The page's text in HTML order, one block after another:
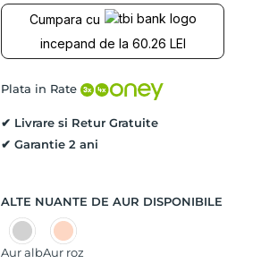
BOREALIS,
Galben
Cumpara cu
incepand de la 60.26 LEI
Plata in Rate
✔ Livrare si Retur Gratuite
✔ Garantie 2 ani
ALTE NUANTE DE AUR DISPONIBILE
Aur albAur roz